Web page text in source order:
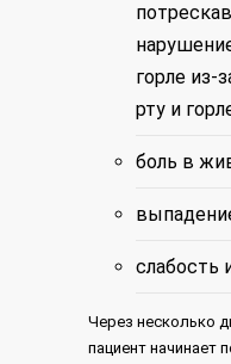
горле из-
рту и
боль в
слабость
Через несколько
пациент начинает